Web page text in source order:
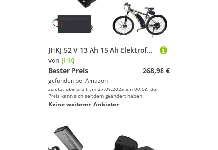
JHKJ 52 V 13 Ah 15 Ah Elektrofahrradakku 36 V 48 V 10 Ah 15 Ah 16 Ah 18 Ah 20 Ah Ebike-Unterrohr-Lithium-Li-Ionen-Akku mit 4-poliger Bodenplatte, Ladegerät,Anderson,48V 17.5Ah
von JHKJ
Bester Preis
268,98 €
gefunden bei Amazon
zuletzt überprüft am 27.09.2025 um 00:03; der
Preis kann sich seitdem geändert haben.
Keine weiteren Anbieter